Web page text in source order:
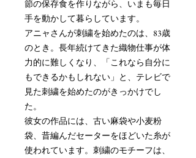
節の保存食を作りながら、いまも毎日
手を動かして暮らしています。
アニャさんが刺繍を始めたのは、83歳
のとき。長年続けてきた織物仕事が体
力的に難しくなり、「これなら自分に
もできるかもしれない」と、テレビで
見た刺繍を始めたのがきっかけでし
た。
彼女の作品には、古い麻袋や小麦粉
袋、昔編んだセーターをほどいた糸が
使われています。刺繍のモチーフは、